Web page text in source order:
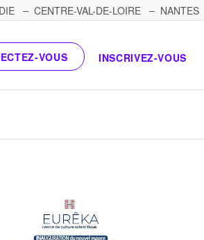
CENTRE-VAL-DE-LOIRE
NANTES
VOUS INSCRIVEZ-VOUS